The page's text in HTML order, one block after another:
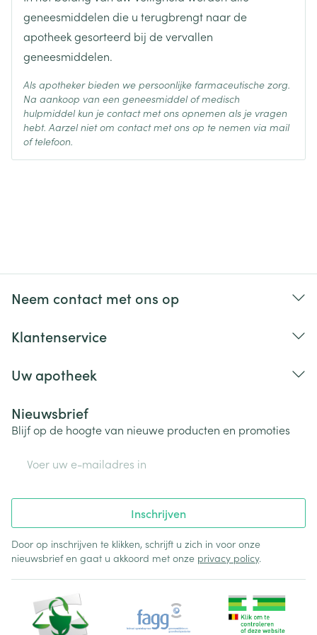
Gebruikt u nog andere geneesmiddelen?")
U krijgt dialyse of een ander type van bloedfiltratie.
Afhankelijk van de machine die wordt gebruikt, is
U heeft nierproblemen waarbij de bloedtoevoer
naar uw nieren verminderd is (nierslagaderstenose).
U bent meer dan 3 maanden zwanger (het is ook
U heeft diabetes of een nierfunctiestoornis en u
wordt behandeld met een bloeddrukverlagend
geneesmiddel dat aliskiren bevat
geneesmiddelen die u terugbrengt naar de
apotheek gesorteerd bij de vervallen
geneesmiddelen.
Als apotheker bieden we persoonlijke farmaceutische zorg.
Na aankoop van een geneesmiddel of medisch
hulpmiddel kun je contact met ons opnemen als je vragen
hebt. Aarzel niet om contact met ons op te nemen via mail
of telefoon.
Neem contact met ons op
Klantenservice
Uw apotheek
Nieuwsbrief
Blijf op de hoogte van nieuwe producten en promoties
Inschrijven
Door op inschrijven te klikken, schrijft u zich in voor onze
nieuwsbrief en gaat u akkoord met onze privacy policy.